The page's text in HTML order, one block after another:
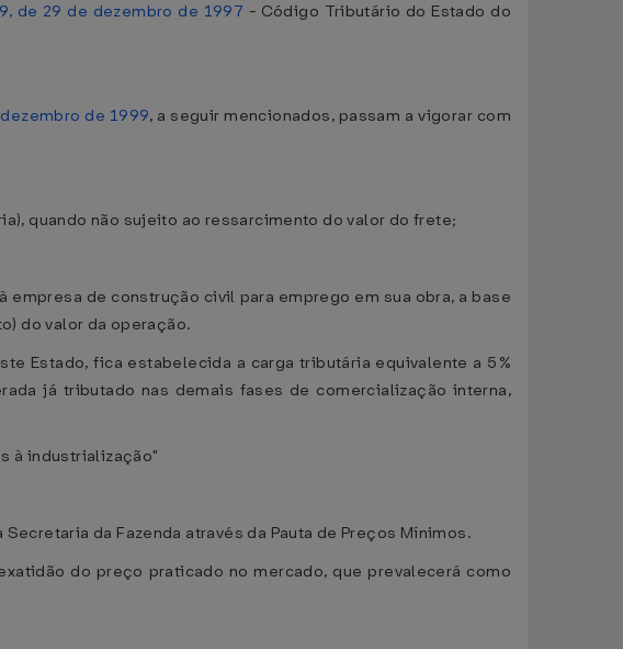
de 29 de dezembro de 1997 - Código Tributário do Estado do
de 1999, a seguir mencionados, passam a vigorar com
quando não sujeito ao ressarcimento do valor do frete;
de construção civil para emprego em sua obra, a base
do valor da operação.
Estado, fica estabelecida a carga tributária equivalente a 5%
já tributado nas demais fases de comercialização interna,
à industrialização"
da Fazenda através da Pauta de Preços Mínimos.
do preço praticado no mercado, que prevalecerá como